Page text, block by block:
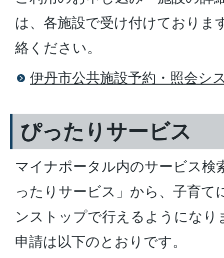
は、各施設で受け付けておりま
絡ください。
伊丹市公共施設予約・照会シ
ぴったりサービス
マイナポータル内のサービス検
ったりサービス」から、子育て
ンストップで行えるようになり
申請は以下のとおりです。